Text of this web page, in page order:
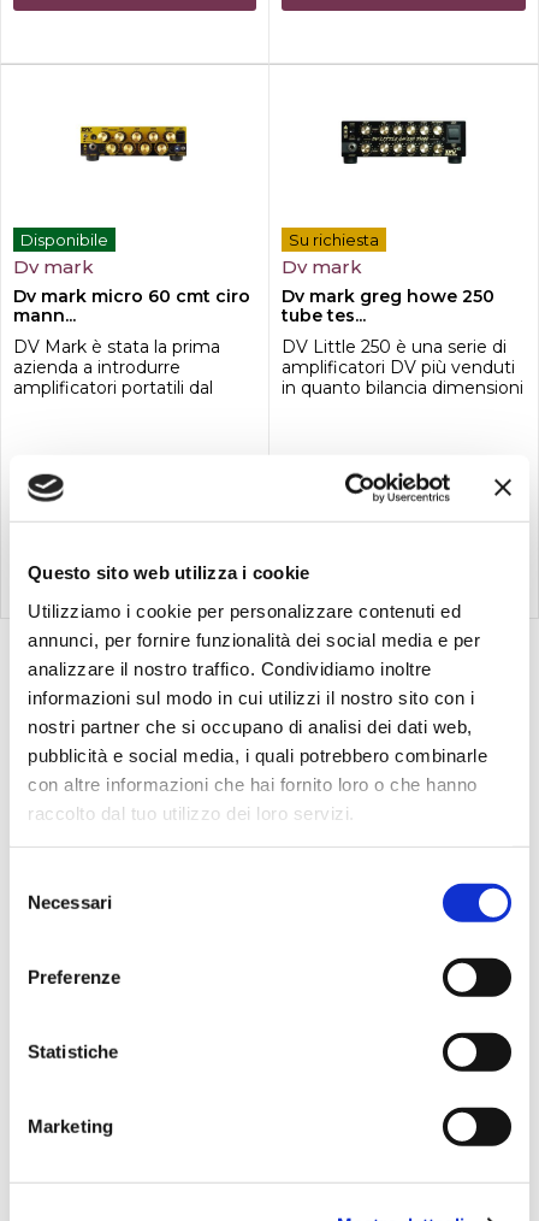
Questo sito web utilizza i cookie
Utilizziamo i cookie per personalizzare contenuti ed
annunci, per fornire funzionalità dei social media e per
analizzare il nostro traffico. Condividiamo inoltre
informazioni sul modo in cui utilizzi il nostro sito con i
nostri partner che si occupano di analisi dei dati web,
pubblicità e social media, i quali potrebbero combinarle
con altre informazioni che hai fornito loro o che hanno
raccolto dal tuo utilizzo dei loro servizi.
delNecessari
Preferenze
Statistiche
Marketing
ben definit...
sulleredità del mo...
Disponibile
Dv mark
Dv mark micro 60 cmt ciro
mann...
DV Mark è stata la prima
azienda a introdurre
amplificatori portatili dal
ottenuto con Markbass nel
mondo dei bassi. La serie DV
adattare il loro to...
499,00
Su richiesta
Dv mark
Dv mark greg howe 250
tube tes...
DV Little 250 è una serie di
amplificatori DV più venduti
in quanto bilancia dimensioni
ha creato un nuovo standard
per amplificatori dal suono
eccezionale, potenti e
Mar...
€
499,00
Vedi1-18di 18
Offerte Speciali
-11 %